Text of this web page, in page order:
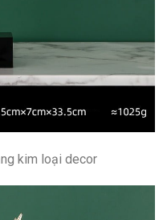
kim loại decor